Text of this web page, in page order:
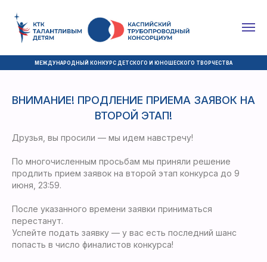
МЕЖДУНАРОДНЫЙ КОНКУРС ДЕТСКОГО И ЮНОШЕСКОГО ТВОРЧЕСТВА
ВНИМАНИЕ! ПРОДЛЕНИЕ ПРИЕМА ЗАЯВОК НА
ВТОРОЙ ЭТАП!
Друзья, вы просили — мы идем навстречу!
По многочисленным просьбам мы приняли решение
продлить прием заявок на второй этап конкурса до 9
июня, 23:59.
После указанного времени заявки приниматься
перестанут.
Успейте подать заявку — у вас есть последний шанс
попасть в число финалистов конкурса!